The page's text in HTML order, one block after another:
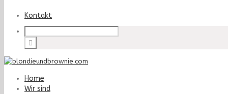
Kontakt
Home
Wir sind